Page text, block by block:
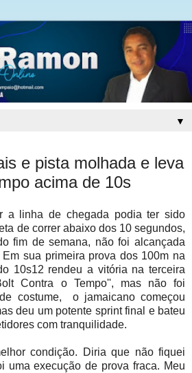
▼
e pista molhada e leva
acima de 10s
a linha de chegada podia ter sido
de correr abaixo dos 10 segundos,
fim de semana, não foi alcançada
sua primeira prova dos 100m na
10s12 rendeu a vitória na terceira
Contra o Tempo'', mas não foi
costume, o jamaicano começou
deu um potente sprint final e bateu
com tranquilidade.
condição. Diria que não fiquei
uma execução de prova fraca. Meu